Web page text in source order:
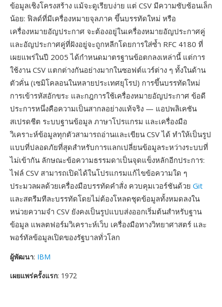
ข้อมูลเชิงโครงสร้าง แม้จะดูเรียบง่าย แต่ CSV มีความซับซ้อนเล็ก
น้อย: ฟิลด์ที่มีเครื่องหมายจุลภาค ขึ้นบรรทัดใหม่ หรือ
เครื่องหมายอัญประกาศ จะต้องอยู่ในเครื่องหมายอัญประกาศคู่
และอัญประกาศคู่ที่ฝังอยู่จะถูกหลีกโดยการใส่ซ้ำ RFC 4180 ที่
เผยแพร่ในปี 2005 ได้กำหนดมาตรฐานข้อตกลงเหล่านี้ แต่การ
ใช้งาน CSV แตกต่างกันอย่างมากในซอฟต์แวร์ต่าง ๆ ทั้งในด้าน
ตัวคั่น (เซมิโคลอนในหลายประเทศยุโรป) การขึ้นบรรทัดใหม่
การเข้ารหัสอักขระ และกฎการใช้เครื่องหมายอัญประกาศ ข้อดี
ประการหนึ่งคือความเป็นสากลอย่างแท้จริง — แอปพลิเคชัน
สเปรดชีต ระบบฐานข้อมูล ภาษาโปรแกรม และเครื่องมือ
วิเคราะห์ข้อมูลทุกตัวสามารถอ่านและเขียน CSV ได้ ทำให้เป็นรูป
แบบที่ปลอดภัยที่สุดสำหรับการแลกเปลี่ยนข้อมูลระหว่างระบบที่
ไม่เข้ากัน ลักษณะข้อความธรรมดาเป็นจุดแข็งหลักอีกประการ:
ไฟล์ CSV สามารถเปิดได้ในโปรแกรมแก้ไขข้อความใด ๆ
ประมวลผลด้วยเครื่องมือบรรทัดคำสั่ง ควบคุมเวอร์ชันด้วย Git
และสตรีมทีละบรรทัดโดยไม่ต้องโหลดชุดข้อมูลทั้งหมดลงใน
หน่วยความจำ CSV ยังคงเป็นรูปแบบส่งออกเริ่มต้นสำหรับฐาน
ข้อมูล แพลตฟอร์มวิเคราะห์เว็บ เครื่องมือทางวิทยาศาสตร์ และ
พอร์ทัลข้อมูลเปิดของรัฐบาลทั่วโลก
ผู้พัฒนา: IBM
เผยแพร่ครั้งแรก: 1972